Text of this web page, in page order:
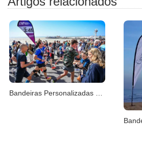
Bandeiras Personalizadas para Pacer | Mochilas de M